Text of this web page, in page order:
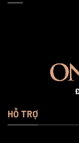
HỖ TRỢ